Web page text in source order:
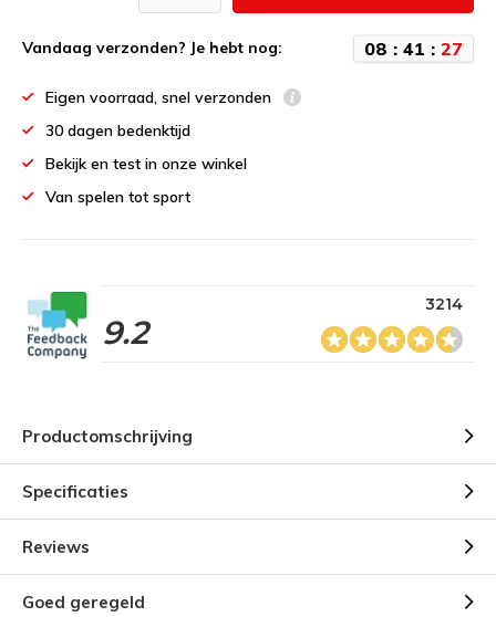
Vandaag verzonden? Je hebt nog: 08 : 41 : 27
Eigen voorraad, snel verzonden
30 dagen bedenktijd
Bekijk en test in onze winkel
Van spelen tot sport
9.2
3214
Productomschrijving
Specificaties
Reviews
Goed geregeld